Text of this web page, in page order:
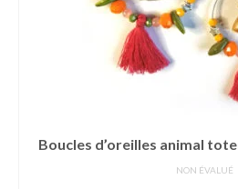
Boucles d’oreilles animal
NON ÉVALUÉ